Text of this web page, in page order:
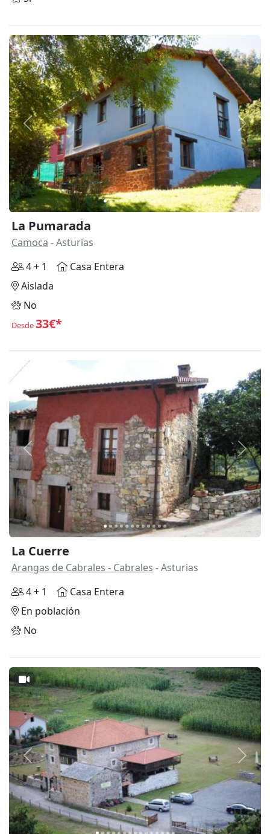
Anterior
La Pumarada
Camoca - Asturias
4 + 1
Casa Entera
Aislada
No
Desde33€*
Anterior
La Cuerre
Arangas de Cabrales - Cabrales - Asturias
4 + 1
Casa Entera
En población
No
Anterior